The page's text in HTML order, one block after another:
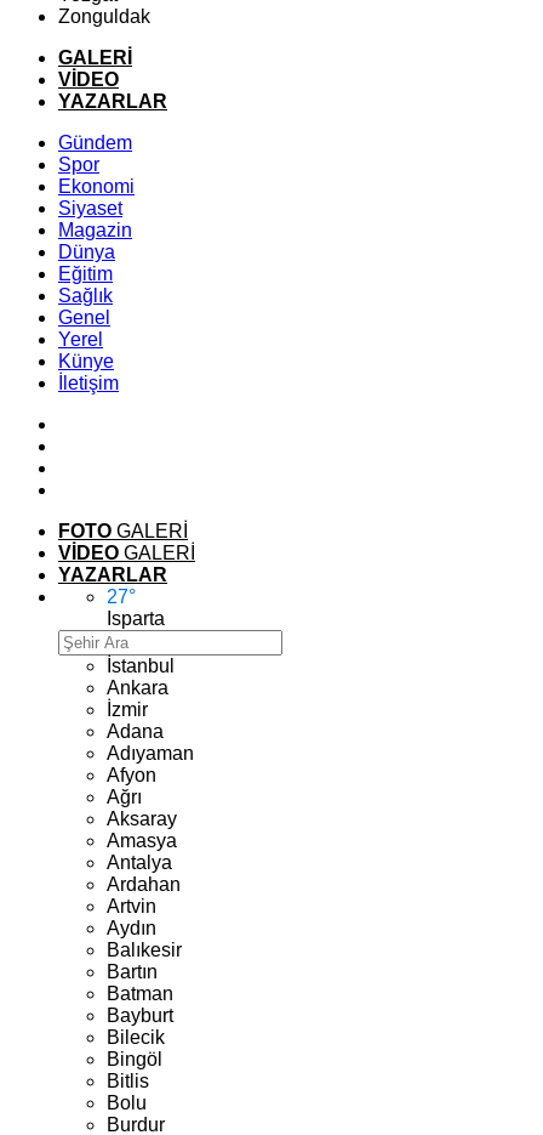
Zonguldak
GALERİ
VİDEO
YAZARLAR
Gündem
Spor
Ekonomi
Siyaset
Magazin
Dünya
Eğitim
Sağlık
Genel
Yerel
Künye
İletişim
FOTO GALERİ
VİDEO GALERİ
YAZARLAR
27°
Isparta
İstanbul
Ankara
İzmir
Adana
Adıyaman
Afyon
Ağrı
Aksaray
Amasya
Antalya
Ardahan
Artvin
Aydın
Balıkesir
Bartın
Batman
Bayburt
Bilecik
Bingöl
Bitlis
Bolu
Burdur